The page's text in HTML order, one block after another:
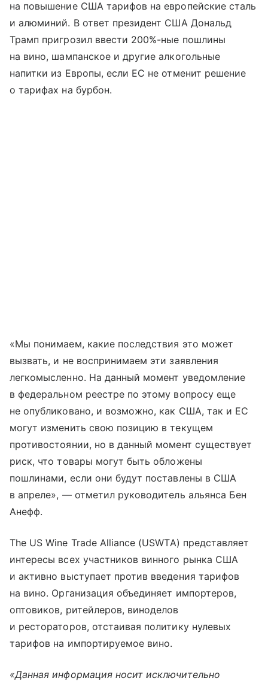
на повышение США тарифов на европейские сталь
и алюминий. В ответ президент США Дональд
Трамп пригрозил ввести 200%-ные пошлины
на вино, шампанское и другие алкогольные
напитки из Европы, если ЕС не отменит решение
о тарифах на бурбон.
«Мы понимаем, какие последствия это может
вызвать, и не воспринимаем эти заявления
легкомысленно. На данный момент уведомление
в федеральном реестре по этому вопросу еще
не опубликовано, и возможно, как США, так и ЕС
могут изменить свою позицию в текущем
противостоянии, но в данный момент существует
риск, что товары могут быть обложены
пошлинами, если они будут поставлены в США
в апреле», — отметил руководитель альянса Бен
Анефф.
The US Wine Trade Alliance (USWTA) представляет
интересы всех участников винного рынка США
и активно выступает против введения тарифов
на вино. Организация объединяет импортеров,
оптовиков, ритейлеров, виноделов
и рестораторов, отстаивая политику нулевых
тарифов на импортируемое вино.
«Данная информация носит исключительно